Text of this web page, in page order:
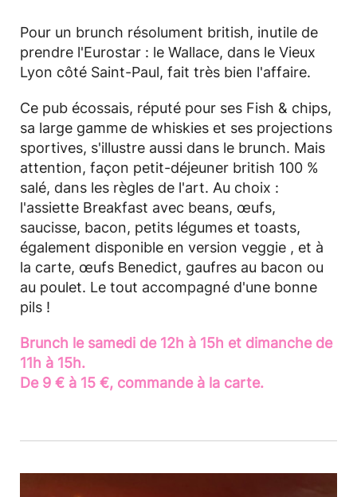
Pour un brunch résolument british, inutile de
prendre l'Eurostar : le Wallace, dans le Vieux
Lyon côté Saint-Paul, fait très bien l'affaire.
Ce pub écossais, réputé pour ses Fish & chips,
sa large gamme de whiskies et ses projections
sportives, s'illustre aussi dans le brunch. Mais
attention, façon petit-déjeuner british 100 %
salé, dans les règles de l'art. Au choix :
l'assiette Breakfast avec beans, œufs,
saucisse, bacon, petits légumes et toasts,
également disponible en version veggie , et à
la carte, œufs Benedict, gaufres au bacon ou
au poulet. Le tout accompagné d'une bonne
pils !
Brunch le samedi de 12h à 15h et dimanche de
11h à 15h.
De 9 € à 15 €, commande à la carte.